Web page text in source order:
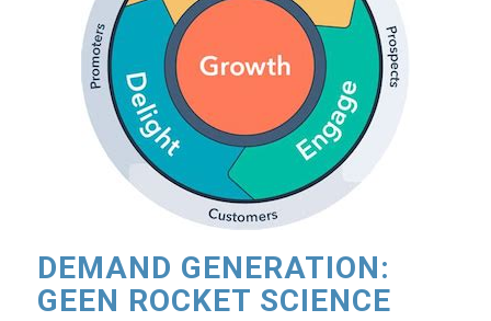
DEMAND GENERATION:
GEEN ROCKET SCIENCE